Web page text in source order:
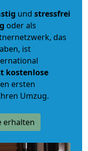
und stressfrei
oder als
das
ist
kostenlose
ersten
Umzug.
erhalten